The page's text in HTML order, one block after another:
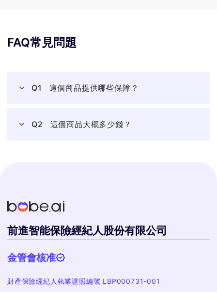
FAQ常見問題
Q1 這個商品提供哪些保障？
Q2 這個商品大概多少錢？
前進智能保險經紀人股份有限公司
金管會核准
財產保險經紀人執業證照編號 LBP000731-001